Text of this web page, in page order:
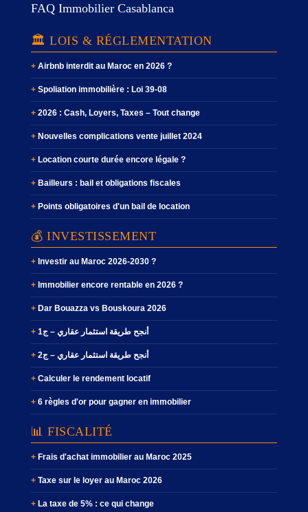
FAQ Immobilier Casablanca
🏛️ LOIS & RÉGLEMENTATION
Airbnb interdit au Maroc en 2026 ?
Spoliation immobilière : Loi 39-08
2026 : Cash, Loyers, Taxes – Tout change
Nouvelles complications vente juillet 2024
Location courte durée encore légale ?
Bailleurs : bail et obligations fiscales
Points obligatoires d'un bail de location
💰 INVESTISSEMENT
Investir au Maroc 2026-2030 ?
Immobilier encore rentable en 2026 ?
Dar Bouazza vs Bouskoura 2026
أنجح طريقة استثمار عقاري – ج1
أنجح طريقة استثمار عقاري – ج2
Calculer le rendement locatif
6 règles d'or pour gagner en immobilier
📊 FISCALITÉ
Frais d'achat immobilier au Maroc 2025
Taxe sur le loyer au Maroc 2026
La taxe de 5% : ce qui change